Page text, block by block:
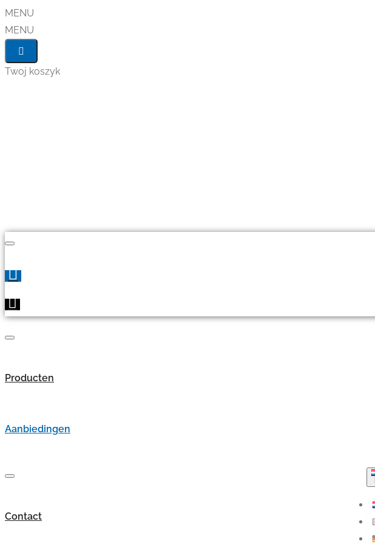
MENU
MENU
Twoj koszyk
Producten
Aanbiedingen
Contact